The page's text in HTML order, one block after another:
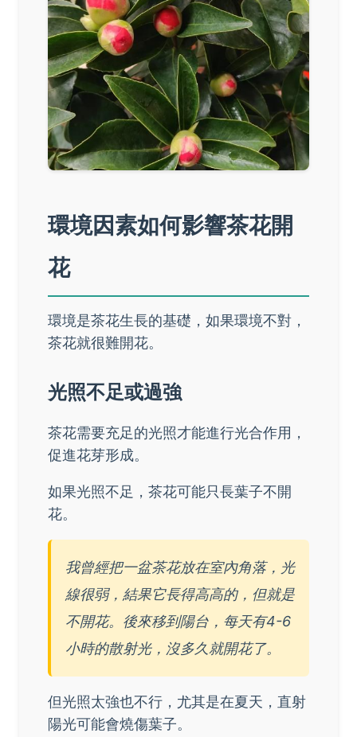
環境因素如何影響茶花開
花
環境是茶花生長的基礎，如果環境不對，
茶花就很難開花。
光照不足或過強
茶花需要充足的光照才能進行光合作用，
促進花芽形成。
如果光照不足，茶花可能只長葉子不開
花。
我曾經把一盆茶花放在室內角落，光
線很弱，結果它長得高高的，但就是
不開花。後來移到陽台，每天有4-6
小時的散射光，沒多久就開花了。
但光照太強也不行，尤其是在夏天，直射
陽光可能會燒傷葉子。